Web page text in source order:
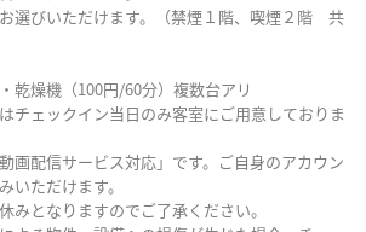
選びいただけます。（禁煙１階、喫煙２階 共
乾燥機（100円/60分）複数台アリ
チェックイン当日のみ客室にご用意しておりま
画配信サービス対応」です。ご自身のアカウン
いただけます。
みとなりますのでご了承ください。